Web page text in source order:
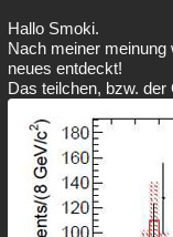
Hallo Smoki.
Nach meiner
neues entdeckt!
Das teilchen, bzw. der